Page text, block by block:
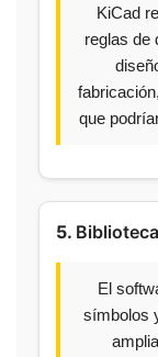
KiCad
reglas de
que
5.
El
símbolos